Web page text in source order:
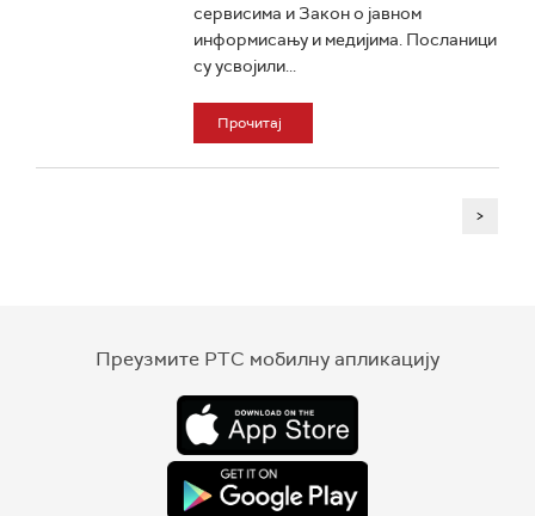
сервисима и Закон о јавном
информисању и медијима. Посланици
су усвојили...
Прочитај
>
Преузмите РТС мобилну апликацију